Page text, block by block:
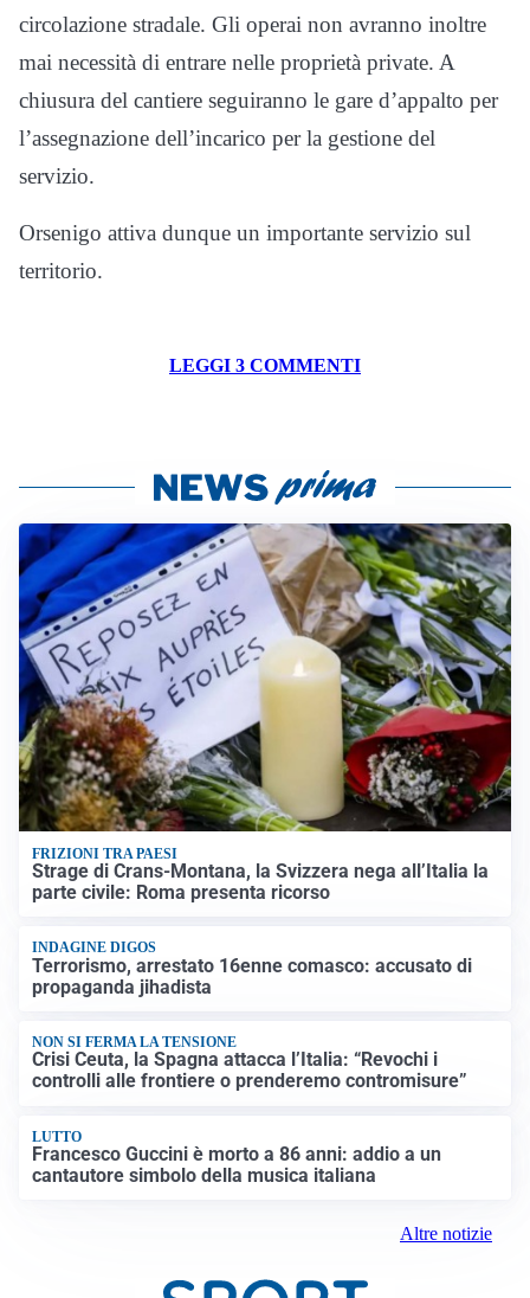
circolazione stradale. Gli operai non avranno inoltre
mai necessità di entrare nelle proprietà private. A
chiusura del cantiere seguiranno le gare d’appalto per
l’assegnazione dell’incarico per la gestione del
servizio.
Orsenigo attiva dunque un importante servizio sul
territorio.
LEGGI 3 COMMENTI
FRIZIONI TRA PAESI
Strage di Crans-Montana, la Svizzera nega all’Italia la
parte civile: Roma presenta ricorso
INDAGINE DIGOS
Terrorismo, arrestato 16enne comasco: accusato di
propaganda jihadista
NON SI FERMA LA TENSIONE
Crisi Ceuta, la Spagna attacca l’Italia: “Revochi i
controlli alle frontiere o prenderemo contromisure”
LUTTO
Francesco Guccini è morto a 86 anni: addio a un
cantautore simbolo della musica italiana
Altre notizie